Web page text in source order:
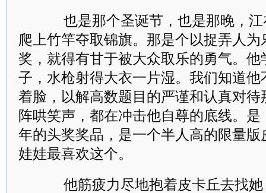
也是那个圣诞节，也是那晚，江
爬上竹竿夺取锦旗。那是个以捉弄人
奖，就得有甘于被大众取乐的勇气。
子，水枪射得大衣一片湿。我们知道
着脸，以解高数题目的严谨和认真对
阵哄笑声，都在冲击他自尊的底线。
年的头奖奖品，是一个半人高的限量
娃娃最喜欢这个。
他筋疲力尽地抱着皮卡丘去找她